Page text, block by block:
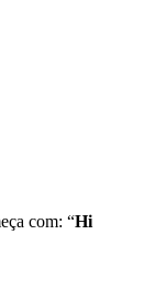
com: “Hi